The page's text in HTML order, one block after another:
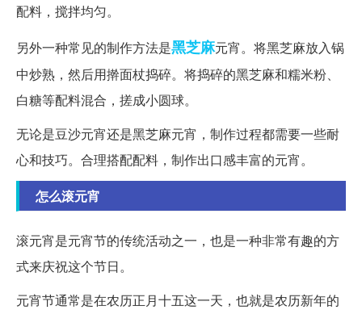
配料，搅拌均匀。
另外一种常见的制作方法是黑芝麻元宵。将黑芝麻放入锅
中炒熟，然后用擀面杖捣碎。将捣碎的黑芝麻和糯米粉、
白糖等配料混合，搓成小圆球。
无论是豆沙元宵还是黑芝麻元宵，制作过程都需要一些耐
心和技巧。合理搭配配料，制作出口感丰富的元宵。
怎么滚元宵
滚元宵是元宵节的传统活动之一，也是一种非常有趣的方
式来庆祝这个节日。
元宵节通常是在农历正月十五这一天，也就是农历新年的